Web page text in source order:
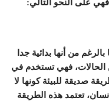
على النحو التالي:
من أنها بدائية جدا
الحالات، فهي تستخدم في
صديقة للبيئة كونها لا
تعتمد هذه الطريقة